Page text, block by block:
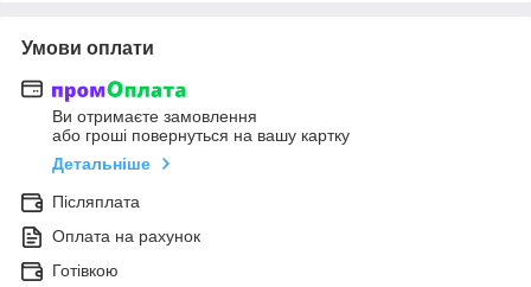
Умови оплати
Ви отримаєте замовлення
або гроші повернуться на вашу картку
Детальніше
Післяплата
Оплата на рахунок
Готівкою